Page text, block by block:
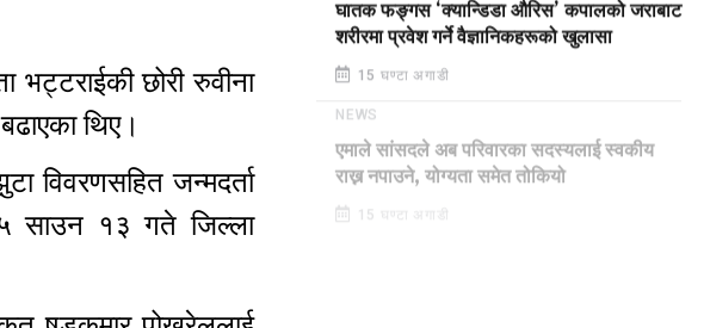
भट्टराईकी छोरी रुवीना
थिए।
विवरणसहित जन्मदर्ता
साउन १३ गते जिल्ला
घातक फङ्गस ‘क्यान्डिडा औरिस’ कपालको जराबाट
शरीरमा प्रवेश गर्ने वैज्ञानिकहरूको खुलासा
15 घण्टा अगाडी
एमाले सांसदले अब परिवारका सदस्यलाई स्वकीय
राख्न नपाउने, योग्यता समेत तोकियो